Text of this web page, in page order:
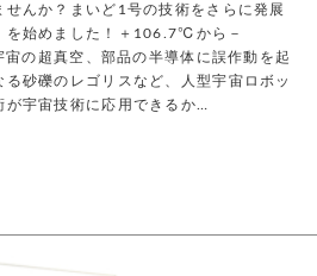
んか？まいど1号の技術をさらに発展
を始めました！＋106.7℃から－
の超真空、部品の半導体に誤作動を起
砂礫のレゴリスなど、人型宇宙ロボッ
が宇宙技術に応用できるか…